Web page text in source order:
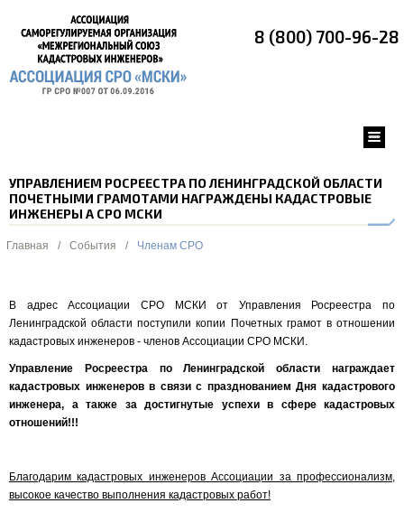
8 (800) 700-96-28
УПРАВЛЕНИЕМ РОСРЕЕСТРА ПО ЛЕНИНГРАДСКОЙ ОБЛАСТИ
ПОЧЕТНЫМИ ГРАМОТАМИ НАГРАЖДЕНЫ КАДАСТРОВЫЕ
ИНЖЕНЕРЫ А СРО МСКИ
Главная / События / Членам СРО
В адрес Ассоциации СРО МСКИ от Управления Росреестра по
Ленинградской области поступили копии Почетных грамот в отношении
кадастровых инженеров - членов Ассоциации СРО МСКИ.
Управление Росреестра по Ленинградской области награждает
кадастровых инженеров в связи с празднованием Дня кадастрового
инженера, а также за достигнутые успехи в сфере кадастровых
отношений!!!
Благодарим кадастровых инженеров Ассоциации за профессионализм,
высокое качество выполнения кадастровых работ!